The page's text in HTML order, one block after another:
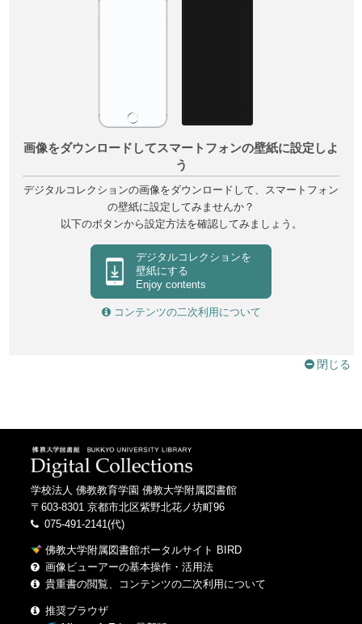
鳥辺山
Toribeyama
Chorakuji
高臺寺唐傘亭
Kodaiji karakasatei
音羽山清水寺
Otowasan kiyomizudera
Rokuharamitsuji saigoku junanaban fudasho
画像をダウンロードしてスマートフォンの壁紙に設定しよ
う
デジタルコレクションの画像をダウンロードして、スマートフォン
の壁紙に設定してみませんか？
以下のボタンから設定方法を確認してみましょう。
デジタルコレクションを
壁紙にする
Enjoy contents
コンテンツの二次利用について
閉じる
学校法人 佛教教育学園 佛教大学附属図書館
〒603-8301 京都市北区紫野北花ノ坊町96
075-491-2141(代)
佛教大学附属図書館ポータルサイト BIRD
画像ビューアーの基本操作・活用法
貴重書の閲覧、コンテンツの二次利用について
推奨ブラウザ